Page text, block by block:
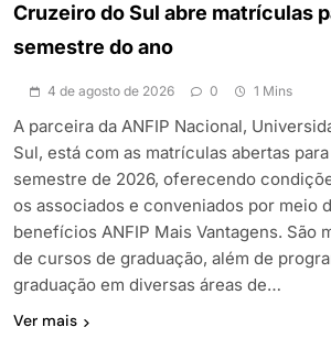
Cruzeiro do Sul abre matrículas
semestre do ano
4 de agosto de 2026 0 1 Mins
A parceira da ANFIP Nacional,
Sul, está com as matrículas abertas
semestre de 2026, oferecendo
os associados e conveniados por meio
benefícios ANFIP Mais Vantagens. São
de cursos de graduação, além de
graduação em diversas áreas de…
Ver mais